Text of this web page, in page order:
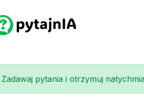
Zadawaj pytania i otrzymuj